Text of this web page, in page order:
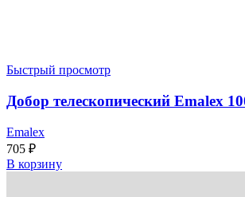
Быстрый просмотр
Добор телескопический Emalex
Emalex
705 ₽
В корзину